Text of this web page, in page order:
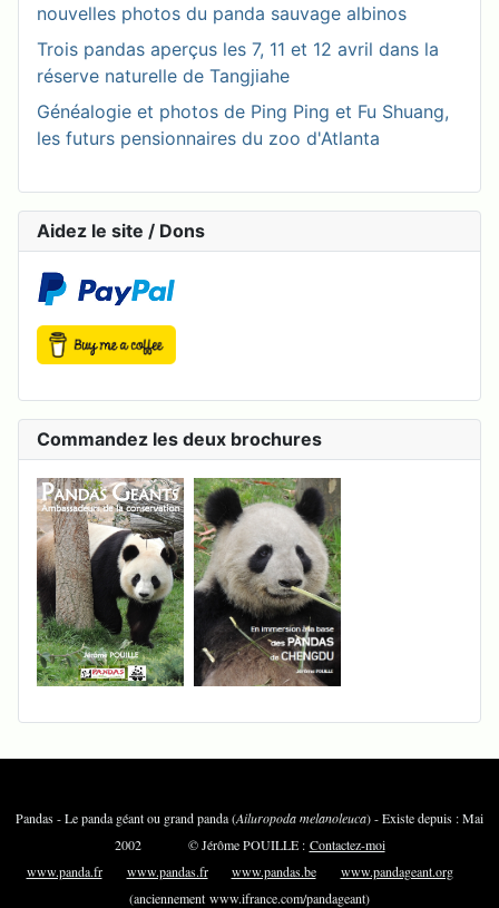
nouvelles photos du panda sauvage albinos
Trois pandas aperçus les 7, 11 et 12 avril dans la
réserve naturelle de Tangjiahe
Généalogie et photos de Ping Ping et Fu Shuang,
les futurs pensionnaires du zoo d'Atlanta
Aidez le site / Dons
Commandez les deux brochures
Pandas - Le panda géant ou grand panda (Ailuropoda melanoleuca) - Existe depuis : Mai
2002 © Jérôme POUILLE : Contactez-moi
www.panda.fr
www.pandas.fr www.pandas.be
www.pandageant.org
(anciennement www.ifrance.com/pandageant)